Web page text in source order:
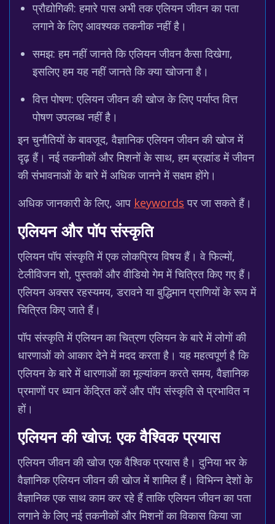
प्रौद्योगिकी: हमारे पास अभी तक एलियन जीवन का पता
लगाने के लिए आवश्यक तकनीक नहीं है।
समझ: हम नहीं जानते कि एलियन जीवन कैसा दिखेगा,
इसलिए हम यह नहीं जानते कि क्या खोजना है।
वित्त पोषण: एलियन जीवन की खोज के लिए पर्याप्त वित्त
पोषण उपलब्ध नहीं है।
इन चुनौतियों के बावजूद, वैज्ञानिक एलियन जीवन की खोज में
दृढ़ हैं। नई तकनीकों और मिशनों के साथ, हम ब्रह्मांड में जीवन
की संभावनाओं के बारे में अधिक जानने में सक्षम होंगे।
अधिक जानकारी के लिए, आप keywords पर जा सकते हैं।
एलियन और पॉप संस्कृति
एलियन पॉप संस्कृति में एक लोकप्रिय विषय हैं। वे फिल्मों,
टेलीविजन शो, पुस्तकों और वीडियो गेम में चित्रित किए गए हैं।
एलियन अक्सर रहस्यमय, डरावने या बुद्धिमान प्राणियों के रूप में
चित्रित किए जाते हैं।
पॉप संस्कृति में एलियन का चित्रण एलियन के बारे में लोगों की
धारणाओं को आकार देने में मदद करता है। यह महत्वपूर्ण है कि
एलियन के बारे में धारणाओं का मूल्यांकन करते समय, वैज्ञानिक
प्रमाणों पर ध्यान केंद्रित करें और पॉप संस्कृति से प्रभावित न
हों।
एलियन की खोज: एक वैश्विक प्रयास
एलियन जीवन की खोज एक वैश्विक प्रयास है। दुनिया भर के
वैज्ञानिक एलियन जीवन की खोज में शामिल हैं। विभिन्न देशों के
वैज्ञानिक एक साथ काम कर रहे हैं ताकि एलियन जीवन का पता
लगाने के लिए नई तकनीकों और मिशनों का विकास किया जा